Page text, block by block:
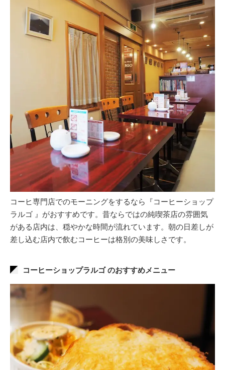
コーヒ専門店でのモーニングをするなら『コーヒーショップ
ラルゴ 』がおすすめです。昔ならではの純喫茶店の雰囲気
がある店内は、穏やかな時間が流れています。朝の日差しが
差し込む店内で飲むコーヒーは格別の美味しさです。
コーヒーショップラルゴ のおすすめメニュー